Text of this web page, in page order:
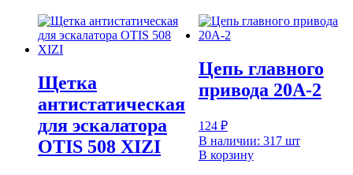
Щетка
антистатическая
для эскалатора
ОTIS 508 XIZI
Цепь главного
привода 20A-2
124 ₽
В наличии: 317 шт
В корзину